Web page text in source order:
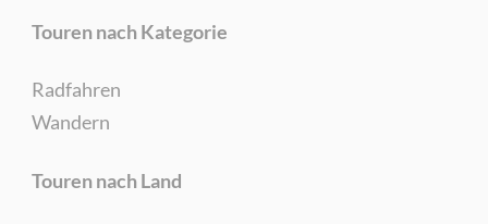
Touren nach Kategorie
Radfahren
Wandern
Touren nach Land